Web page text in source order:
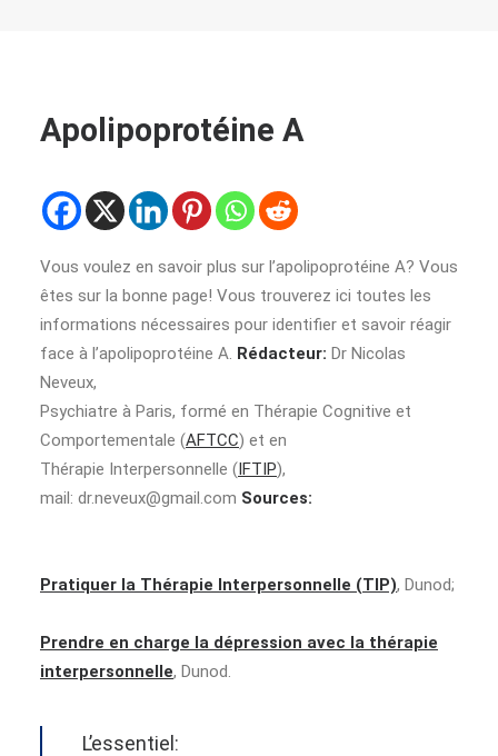
Apolipoprotéine A
Vous voulez en savoir plus sur l’apolipoprotéine A? Vous
êtes sur la bonne page! Vous trouverez ici toutes les
informations nécessaires pour identifier et savoir réagir
face à l’apolipoprotéine A. Rédacteur: Dr Nicolas
Neveux,
Psychiatre à Paris, formé en Thérapie Cognitive et
Comportementale (AFTCC) et en
Thérapie Interpersonnelle (IFTIP),
mail: dr.neveux@gmail.com Sources:
Pratiquer la Thérapie Interpersonnelle (TIP), Dunod;
Prendre en charge la dépression avec la thérapie
interpersonnelle, Dunod.
L’essentiel: